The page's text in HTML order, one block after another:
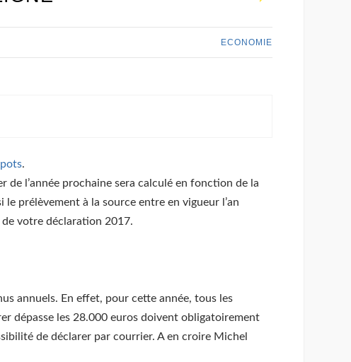
ECONOMIE
.
de l’année prochaine sera calculé en fonction de la
prélèvement à la source entre en vigueur l’an
de votre déclaration 2017.
annuels. En effet, pour cette année, tous les
dépasse les 28.000 euros doivent obligatoirement
de déclarer par courrier. A en croire Michel